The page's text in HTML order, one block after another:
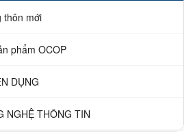
thôn mới
phẩm OCOP
DỤNG
NGHỆ THÔNG TIN